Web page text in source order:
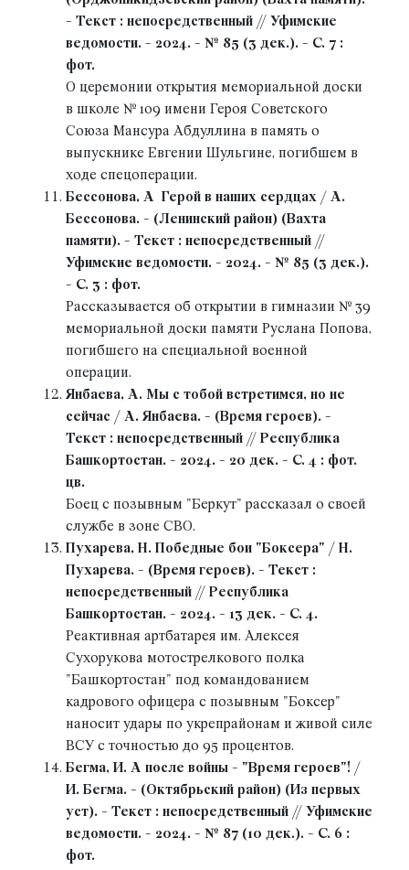
- Текст : непосредственный // Уфимские
ведомости. - 2024. - № 85 (3 дек.). - С. 7 :
фот.
О церемонии открытия мемориальной доски
в школе № 109 имени Героя Советского
Союза Мансура Абдуллина в память о
выпускнике Евгении Шульгине, погибшем в
ходе спецоперации.
Бессонова, А Герой в наших сердцах / А.
Бессонова. - (Ленинский район) (Вахта
памяти). - Текст : непосредственный //
Уфимские ведомости. - 2024. - № 85 (3 дек.).
- С. 3 : фот.
Рассказывается об открытии в гимназии № 39
мемориальной доски памяти Руслана Попова,
погибшего на специальной военной
операции.
Янбаева, А. Мы с тобой встретимся, но не
сейчас / А. Янбаева. - (Время героев). -
Текст : непосредственный // Республика
Башкортостан. - 2024. - 20 дек. - С. 4 : фот.
цв.
Боец с позывным "Беркут" рассказал о своей
службе в зоне СВО.
Пухарева, Н. Победные бои "Боксера" / Н.
Пухарева. - (Время героев). - Текст :
непосредственный // Республика
Башкортостан. - 2024. - 13 дек. - С. 4.
Реактивная артбатарея им. Алексея
Сухорукова мотострелкового полка
"Башкортостан" под командованием
кадрового офицера с позывным "Боксер"
наносит удары по укрепрайонам и живой силе
ВСУ с точностью до 95 процентов.
Бегма, И. А после войны - "Время героев"! /
И. Бегма. - (Октябрьский район) (Из первых
уст). - Текст : непосредственный // Уфимские
ведомости. - 2024. - № 87 (10 дек.). - С. 6 :
фот.